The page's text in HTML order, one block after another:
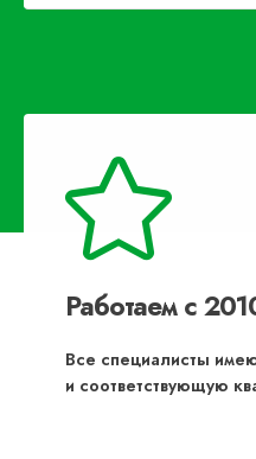
Работаем с
Все специалисты
и соответствующую